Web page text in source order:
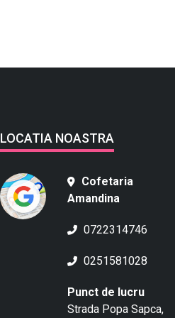
LOCATIA NOASTRA
Cofetaria
Amandina
0722314746
0251581028
Punct de lucru
Strada Popa Sapca,